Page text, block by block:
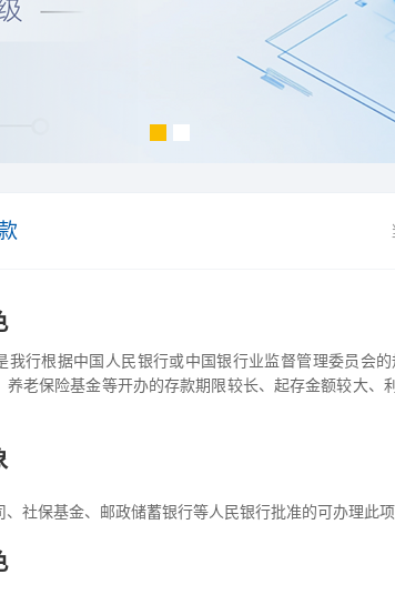
我行根据中国人民银行或中国银行业监督管理委员会
养老保险基金等开办的存款期限较长、起存金额较大
、社保基金、邮政储蓄银行等人民银行批准的可办理此项